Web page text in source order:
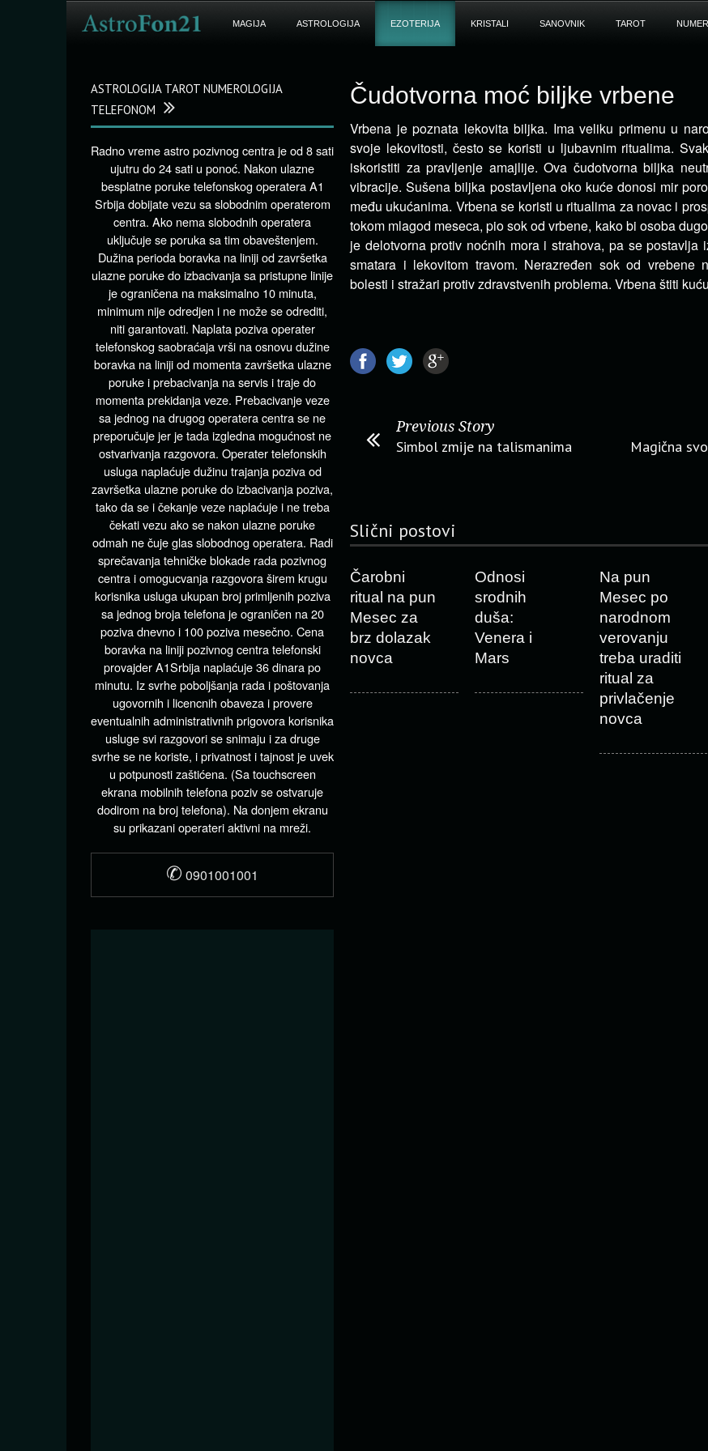
MAGIJA ASTROLOGIJA EZOTERIJA KRISTALI SANOVNIK TAROT
Čudotvorna moć biljke vrbene
Vrbena je poznata lekovita biljka. Ima veliku primenu u
svoje lekovitosti, često se koristi u ljubavnim ritualima.
iskoristiti za pravljenje amajlije. Ova čudotvorna biljka
vibracije. Sušena biljka postavljena oko kuće donosi mir
među ukućanima. Vrbena se koristi u ritualima za novac i
tokom mlagod meseca, pio sok od vrbene, kako bi osoba
je delotvorna protiv noćnih mora i strahova, pa se postavlja
smatara i lekovitom travom. Nerazređen sok od vrebene
bolesti i stražari protiv zdravstvenih problema. Vrbena štiti
Previous Story
Simbol zmije na talismanima
Magična
Slični postovi
Čarobni
ritual na pun
Mesec za
brz dolazak
novca
Odnosi
srodnih
duša:
Venera i
Mars
Na pun
Mesec po
narodnom
verovanju
treba uraditi
ritual za
privlačenje
novca
ASTROLOGIJA TAROT NUMEROLOGIJA
TELEFONOM
Radno vreme astro pozivnog centra je od 8 sati
ujutru do 24 sati u ponoć. Nakon ulazne
besplatne poruke telefonskog operatera A1
Srbija dobijate vezu sa slobodnim operaterom
centra. Ako nema slobodnih operatera
uključuje se poruka sa tim obaveštenjem.
Dužina perioda boravka na liniji od završetka
ulazne poruke do izbacivanja sa pristupne linije
je ograničena na maksimalno 10 minuta,
minimum nije odredjen i ne može se odrediti,
niti garantovati. Naplata poziva operater
telefonskog saobraćaja vrši na osnovu dužine
boravka na liniji od momenta završetka ulazne
poruke i prebacivanja na servis i traje do
momenta prekidanja veze. Prebacivanje veze
sa jednog na drugog operatera centra se ne
preporučuje jer je tada izgledna mogućnost ne
ostvarivanja razgovora. Operater telefonskih
usluga naplaćuje dužinu trajanja poziva od
završetka ulazne poruke do izbacivanja poziva,
tako da se i čekanje veze naplaćuje i ne treba
čekati vezu ako se nakon ulazne poruke
odmah ne čuje glas slobodnog operatera. Radi
sprečavanja tehničke blokade rada pozivnog
centra i omogucvanja razgovora širem krugu
korisnika usluga ukupan broj primljenih poziva
sa jednog broja telefona je ograničen na 20
poziva dnevno i 100 poziva mesečno. Cena
boravka na liniji pozivnog centra telefonski
provajder A1Srbija naplaćuje 36 dinara po
minutu. Iz svrhe poboljšanja rada i poštovanja
ugovornih i licencnih obaveza i provere
eventualnih administrativnih prigovora korisnika
usluge svi razgovori se snimaju i za druge
svrhe se ne koriste, i privatnost i tajnost je uvek
u potpunosti zaštićena. (Sa touchscreen
ekrana mobilnih telefona poziv se ostvaruje
dodirom na broj telefona). Na donjem ekranu
su prikazani operateri aktivni na mreži.
✆ 0901001001